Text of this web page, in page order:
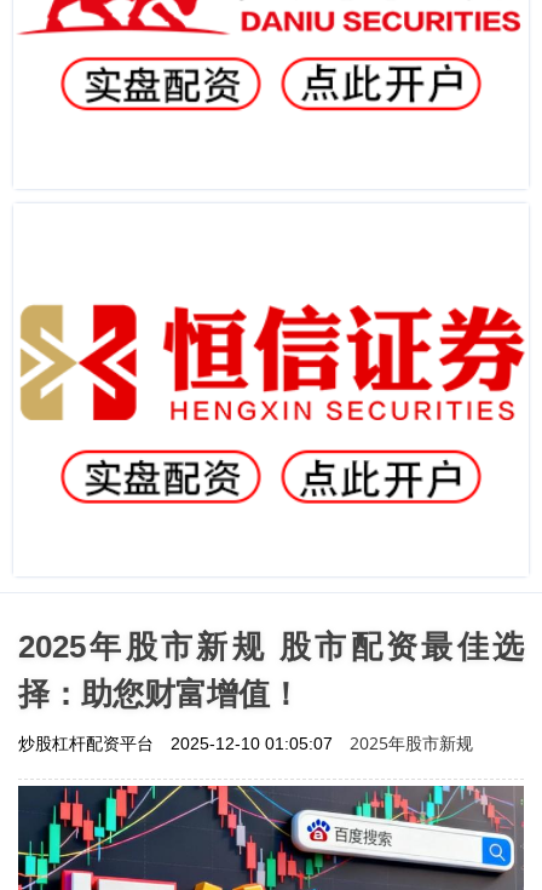
2025年股市新规 股市配资最佳选
择：助您财富增值！
炒股杠杆配资平台 2025-12-10 01:05:07 2025年股市新规